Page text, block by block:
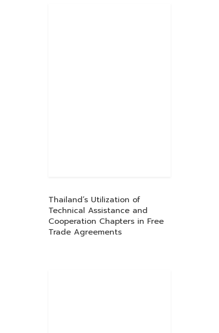
Thailand’s Utilization of
Technical Assistance and
Cooperation Chapters in Free
Trade Agreements